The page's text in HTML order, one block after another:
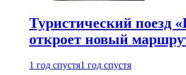
Туристический поезд
откроет новый
1 год спустя1 год спустя